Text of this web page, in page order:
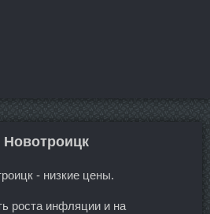
Новотроицк
- низкие цены.
роста инфляции и на